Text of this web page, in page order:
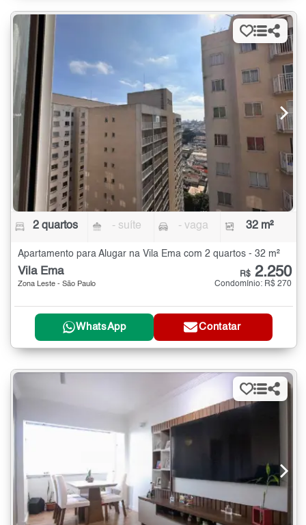
2 quartos - suíte - vaga 32 m²
Apartamento para Alugar na Vila Ema com 2 quartos - 32 m²
Vila Ema
Zona Leste - São Paulo
R$ 2.250
Condomínio: R$ 270
WhatsApp Contatar